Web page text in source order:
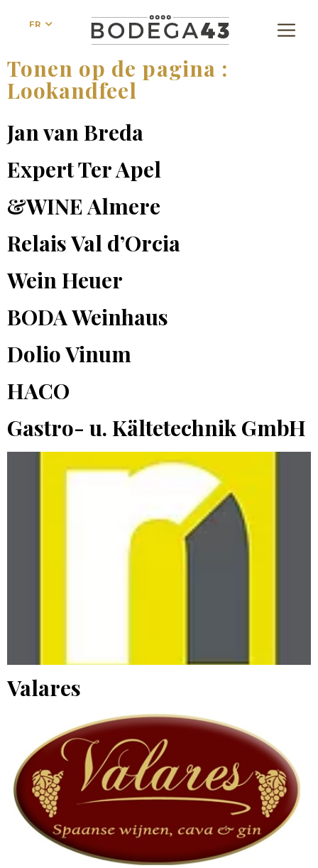
FR
Tonen op de pagina :
Lookandfeel
Jan van Breda
Expert Ter Apel
&WINE Almere
Relais Val d’Orcia
Wein Heuer
BODA Weinhaus
Dolio Vinum
HACO
Gastro- u. Kältetechnik GmbH
Valares